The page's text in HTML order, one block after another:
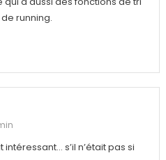
running.
s’il n’était pas si